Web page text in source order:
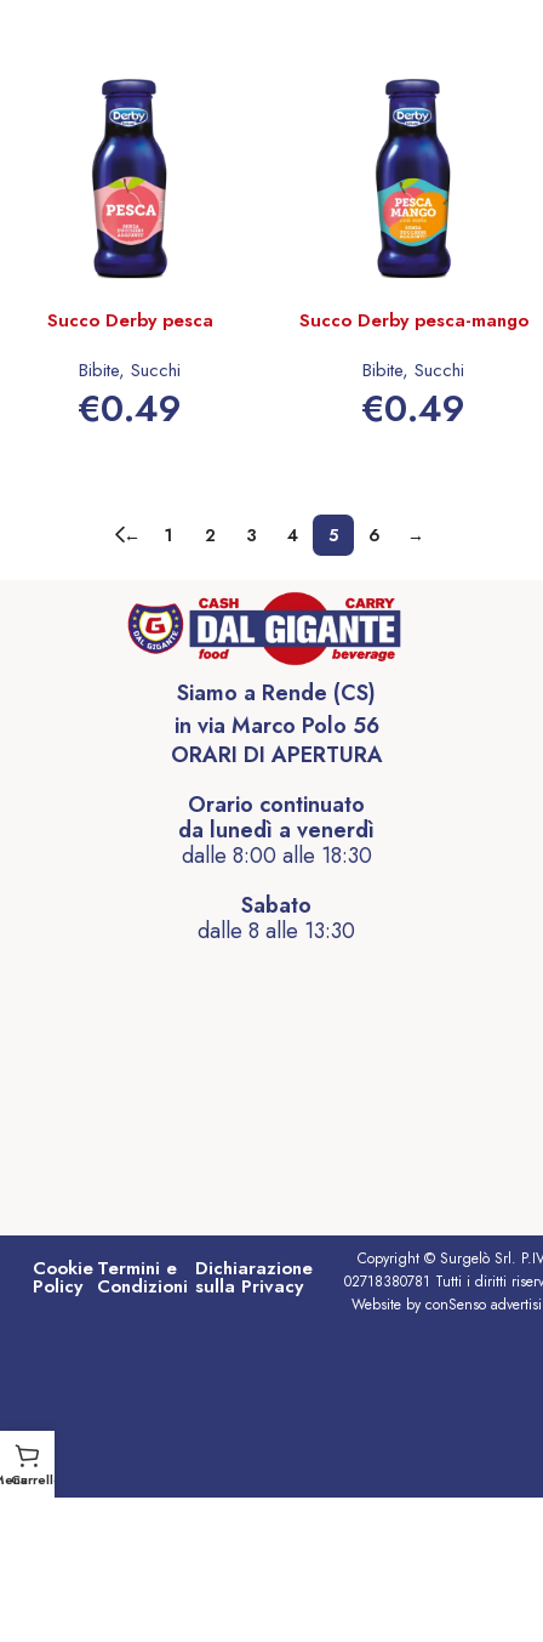
Succo Derby pesca
Bibite, Succhi
€0.49
Succo Derby pesca-mango
Bibite, Succhi
€0.49
← 1 2 3 4 5 6 →
Siamo a Rende (CS)
in via Marco Polo 56
ORARI DI APERTURA
Orario continuato
da lunedì a venerdì
dalle 8:00 alle 18:30
Sabato
dalle 8 alle 13:30
Cookie
Policy
Termini e
Condizioni
Dichiarazione
sulla Privacy
Copyright © Surgelò Srl.
02718380781 Tutti i diritti
Website by conSenso
Carrello